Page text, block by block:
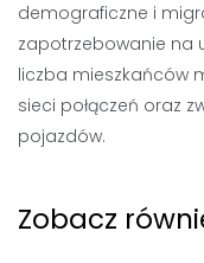
demograficzne i
zapotrzebowanie na
liczba mieszkańców
sieci połączeń oraz
pojazdów.
Zobacz